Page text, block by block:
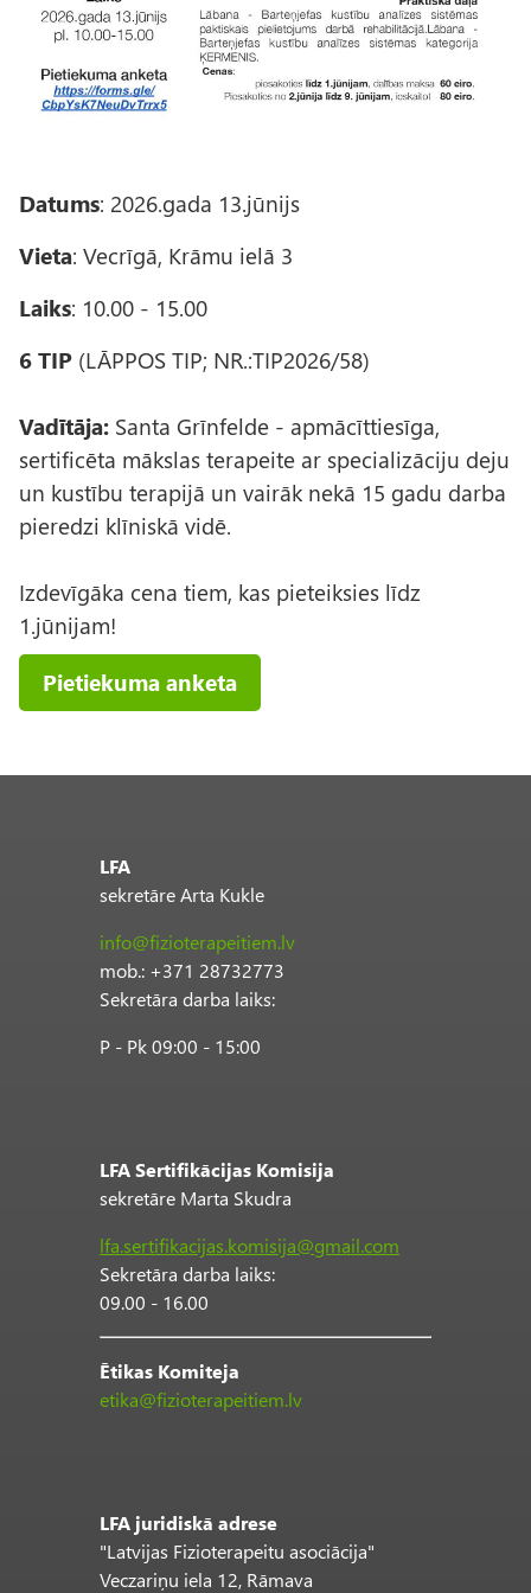
Datums: 2026.gada 13.jūnijs
Vieta: Vecrīgā, Krāmu ielā 3
Laiks: 10.00 - 15.00
6 TIP (LĀPPOS TIP; NR.:TIP2026/58)
Vadītāja: Santa Grīnfelde - apmācīttiesīga,
sertificēta mākslas terapeite ar specializāciju deju
un kustību terapijā un vairāk nekā 15 gadu darba
pieredzi klīniskā vidē.
Izdevīgāka cena tiem, kas pieteiksies līdz
1.jūnijam!
Pietiekuma anketa
LFA
sekretāre Arta Kukle
info@fizioterapeitiem.lv
mob.: +371 28732773
Sekretāra darba laiks:
P - Pk 09:00 - 15:00
LFA Sertifikācijas Komisija
sekretāre Marta Skudra
lfa.sertifikacijas.komisija@gmail.com
Sekretāra darba laiks:
09.00 - 16.00
Ētikas Komiteja
etika@fizioterapeitiem.lv
LFA juridiskā adrese
"Latvijas Fizioterapeitu asociācija"
Veczariņu iela 12, Rāmava